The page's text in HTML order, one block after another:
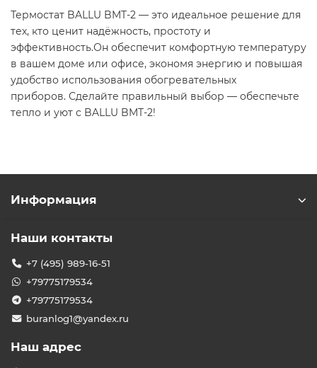
Термостат BALLU BMT-2 — это идеальное решение для
тех, кто ценит надёжность, простоту и
эффективность.Он обеспечит комфортную температуру
в вашем доме или офисе, экономя энергию и повышая
удобство использования обогревательных
приборов. Сделайте правильный выбор — обеспечьте
тепло и уют с BALLU BMT-2!
Информация
Наши контакты
+7 (495) 989-16-51
+79775179534
+79775179534
buranlog1@yandex.ru
Наш адрес